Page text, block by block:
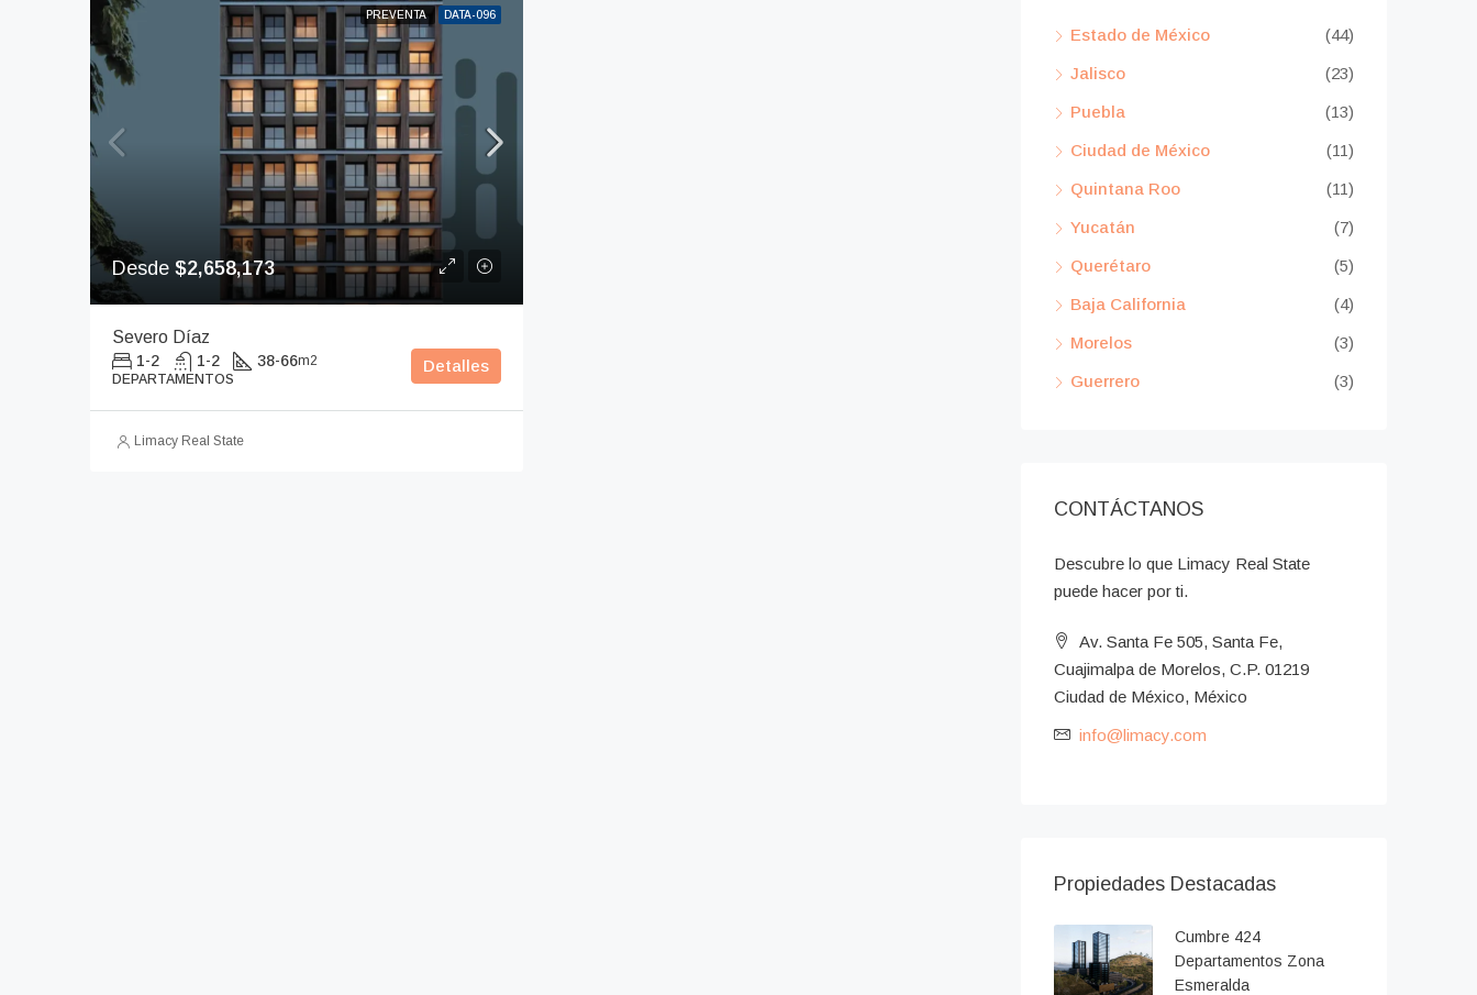
PREVENTA DATA-096
Desde $2,658,173
Severo Díaz
1-2 1-2 38-66m2
DEPARTAMENTOS
Detalles
Limacy Real State
Estado de México (44)
Jalisco (23)
Puebla (13)
Ciudad de México (11)
Quintana Roo (11)
Yucatán (7)
Querétaro (5)
Baja California (4)
Morelos (3)
Guerrero (3)
CONTÁCTANOS
Descubre lo que Limacy Real State
puede hacer por ti.
Av. Santa Fe 505, Santa Fe,
Cuajimalpa de Morelos, C.P. 01219
Ciudad de México, México
info@limacy.com
Propiedades Destacadas
Cumbre 424
Departamentos Zona
Esmeralda